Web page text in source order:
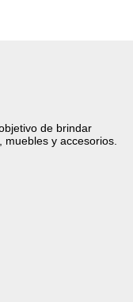
de brindar
y accesorios.